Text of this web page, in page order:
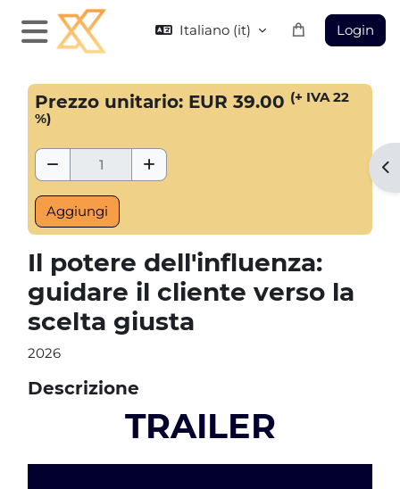
Vai al contenuto principale
Pannello laterale
Italiano ‎(it)‎ Login
Blocchi
Prezzo unitario: EUR 39.00 (+ IVA 22
%)
Rimuovi Quantità
Il potere dell'influenza:
guidare il cliente verso la
scelta giusta
2026
Descrizione
TRAILER